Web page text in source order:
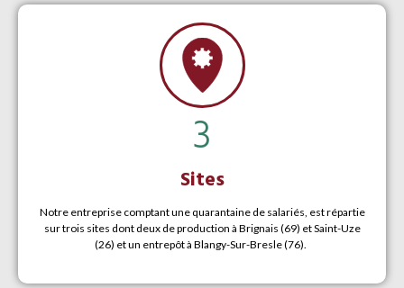
3
Sites
Notre entreprise comptant une quarantaine de salariés, est répartie
sur trois sites dont deux de production à Brignais (69) et Saint-Uze
(26) et un entrepôt à Blangy-Sur-Bresle (76).